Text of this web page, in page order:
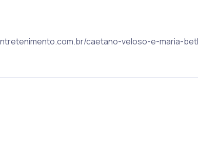
caetano-veloso-e-maria-